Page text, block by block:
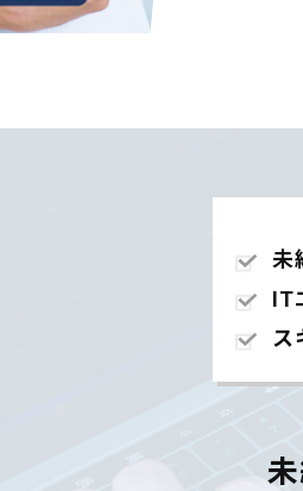
未
IT
ス